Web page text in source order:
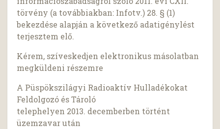
törvény (a továbbiakban: Infotv.) 28. § (1)
bekezdése alapján a következő adatigénylést
terjesztem elő.
Kérem, szíveskedjen elektronikus másolatban
megküldeni részemre
A Püspökszilágyi Radioaktív Hulladékokat
Feldolgozó és Tároló
telephelyen 2013. decemberben történt
üzemzavar után